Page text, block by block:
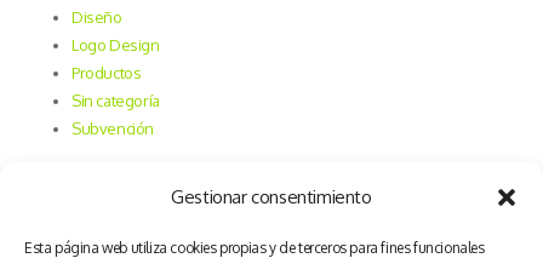
Gestionar consentimiento
Esta página web utiliza cookies propias y de terceros para fines funcionales
Diseño
Logo Design
Productos
Sin categoría
Subvención
Acceder